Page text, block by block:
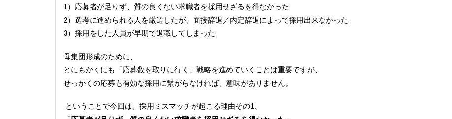
1）応募者が足りず、質の良くない求職者を採用せざるを得なかった
2）選考に進められる人を厳選したが、面接辞退／内定辞退によって採用出来なかった
3）採用をした人員が早期で退職してしまった
母集団形成のために、
とにもかくにも「応募数を取りに行く」戦略を進めていくことは重要ですが、
せっかくの応募も有効な採用に繋がらなければ、意味がありません。
ということで今回は、採用ミスマッチが起こる理由その1、